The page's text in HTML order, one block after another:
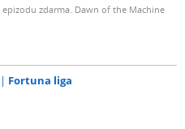
zdarma. Dawn of the Machine
Fortuna liga